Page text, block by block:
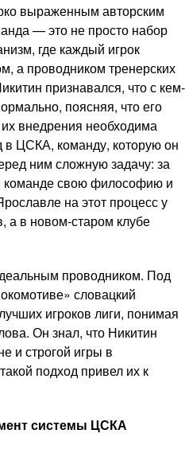
выраженным авторским
— это не просто набор
где каждый игрок
а проводником тренерских
признавался, что с кем-
поясняя, что его
внедрения необходима
в ЦСКА, команду, которую он
ним сложную задачу: за
команде свою философию и
на этот процесс у
а в новом-старом клубе
проводником. Под
словацкий
игроков лиги, понимая
Он знал, что Никитин
и строгой игры в
подход привел их к
системы ЦСКА